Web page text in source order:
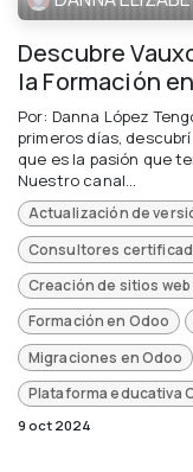
Descubre
la Formación
Por: Danna López
primeros días,
que es la pasión que
Nuestro canal...
Actualización de
Consultores
Creación de sitios
Formación en Odoo
Migraciones en Odoo
Plataforma educativa
9 oct 2024